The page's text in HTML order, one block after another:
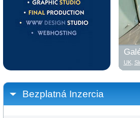
Bezplatná Inzercia
UK,